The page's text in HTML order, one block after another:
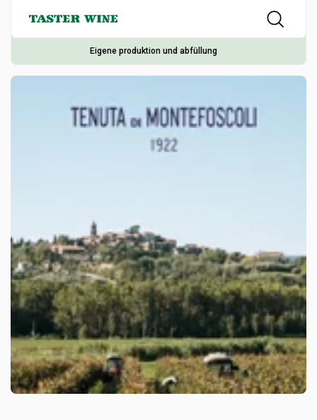
Eigene produktion und abfüllung